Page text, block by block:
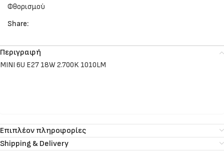
Φθορισμού
Share:
Περιγραφή
MINI 6U E27 18W 2.700K 1010LM
Επιπλέον πληροφορίες
Shipping & Delivery